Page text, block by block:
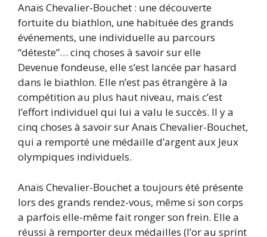
Anaïs Chevalier-Bouchet : une découverte
fortuite du biathlon, une habituée des grands
événements, une individuelle au parcours
“déteste”… cinq choses à savoir sur elle
Devenue fondeuse, elle s’est lancée par hasard
dans le biathlon. Elle n’est pas étrangère à la
compétition au plus haut niveau, mais c’est
l’effort individuel qui lui a valu le succès. Il y a
cinq choses à savoir sur Anaïs Chevalier-Bouchet,
qui a remporté une médaille d’argent aux Jeux
olympiques individuels.
Anaïs Chevalier-Bouchet a toujours été présente
lors des grands rendez-vous, même si son corps
a parfois elle-même fait ronger son frein. Elle a
réussi à remporter deux médailles (l’or au sprint